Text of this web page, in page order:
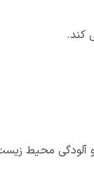
کند.
آلودگی محیط